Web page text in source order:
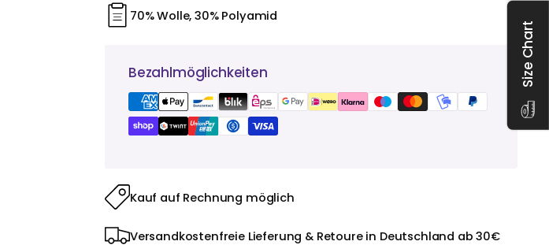
70% Wolle, 30% Polyamid
Bezahlmöglichkeiten
Kauf auf Rechnung möglich
Versandkostenfreie Lieferung & Retoure in Deutschland ab 30€
Size Chart